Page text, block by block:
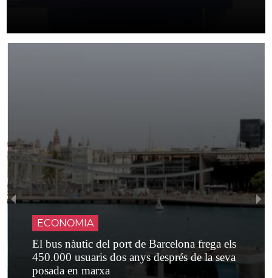
ECONOMIA
El bus nàutic del port de Barcelona frega els
450.000 usuaris dos anys després de la seva
posada en marxa